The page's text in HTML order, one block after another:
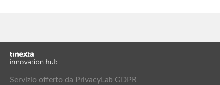
Servizio offerto da PrivacyLab GDPR